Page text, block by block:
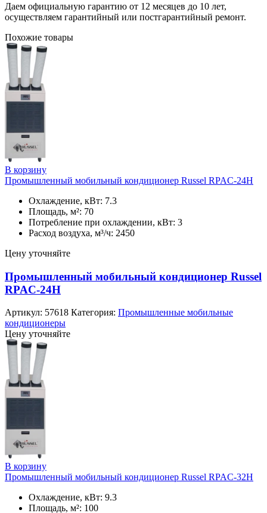
Даем официальную гарантию от 12 месяцев до 10 лет,
осуществляем гарантийный или постгарантийный ремонт.
Похожие товары
В корзину
Промышленный мобильный кондиционер Russel RPAC-24H
Охлаждение, кВт: 7.3
Площадь, м²: 70
Потребление при охлаждении, кВт: 3
Расход воздуха, м³/ч: 2450
Цену уточняйте
Промышленный мобильный кондиционер Russel
RPAC-24H
Артикул: 57618 Категория: Промышленные мобильные
кондиционеры
Цену уточняйте
В корзину
Промышленный мобильный кондиционер Russel RPAC-32H
Охлаждение, кВт: 9.3
Площадь, м²: 100